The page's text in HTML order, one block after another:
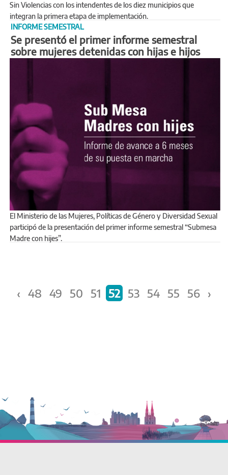
Sin Violencias con los intendentes de los diez municipios que
integran la primera etapa de implementación.
INFORME SEMESTRAL
Se presentó el primer informe semestral
sobre mujeres detenidas con hijas e hijos
El Ministerio de las Mujeres, Políticas de Género y Diversidad Sexual
participó de la presentación del primer informe semestral “Submesa
Madre con hijes”.
‹ 48 49 50 51 52 53 54 55 56 ›